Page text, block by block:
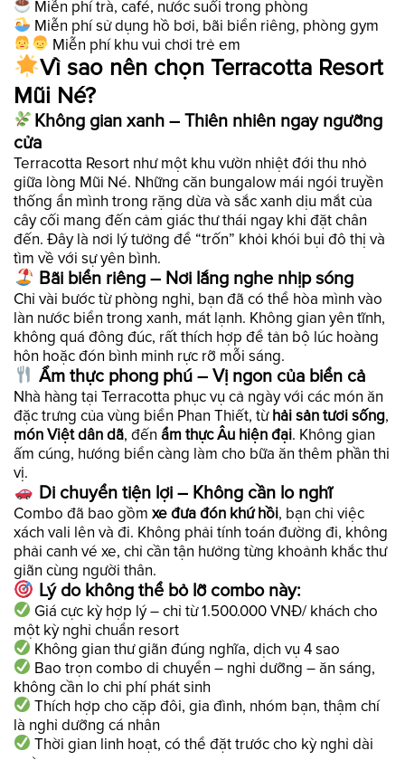
Miễn phí trà, café, nước suối trong phòng
Miễn phí sử dụng hồ bơi, bãi biển riêng, phòng gym
Miễn phí khu vui chơi trẻ em
Vì sao nên chọn Terracotta Resort
Mũi Né?
Không gian xanh – Thiên nhiên ngay ngưỡng
cửa
Terracotta Resort như một khu vườn nhiệt đới thu nhỏ
giữa lòng Mũi Né. Những căn bungalow mái ngói truyền
thống ẩn mình trong rặng dừa và sắc xanh dịu mắt của
cây cối mang đến cảm giác thư thái ngay khi đặt chân
đến. Đây là nơi lý tưởng để “trốn” khỏi khói bụi đô thị và
tìm về với sự yên bình.
Bãi biển riêng – Nơi lắng nghe nhịp sóng
Chỉ vài bước từ phòng nghỉ, bạn đã có thể hòa mình vào
làn nước biển trong xanh, mát lạnh. Không gian yên tĩnh,
không quá đông đúc, rất thích hợp để tản bộ lúc hoàng
hôn hoặc đón bình minh rực rỡ mỗi sáng.
Ẩm thực phong phú – Vị ngon của biển cả
Nhà hàng tại Terracotta phục vụ cả ngày với các món ăn
đặc trưng của vùng biển Phan Thiết, từhải sản tươi sống,
món Việt dân dã, đến ẩm thực Âu hiện đại. Không gian
ấm cúng, hướng biển càng làm cho bữa ăn thêm phần thi
vị.
Di chuyển tiện lợi – Không cần lo nghĩ
Combo đã bao gồm xe đưa đón khứ hồi, bạn chỉ việc
xách vali lên và đi. Không phải tính toán đường đi, không
phải canh vé xe, chỉ cần tận hưởng từng khoảnh khắc thư
giãn cùng người thân.
Lý do không thể bỏ lỡ combo này:
Giá cực kỳ hợp lý – chỉ từ 1.500.000 VNĐ/ khách cho
một kỳ nghỉ chuẩn resort
Không gian thư giãn đúng nghĩa, dịch vụ 4 sao
Bao trọn combo di chuyển – nghỉ dưỡng – ăn sáng,
không cần lo chi phí phát sinh
Thích hợp cho cặp đôi, gia đình, nhóm bạn, thậm chí
là nghỉ dưỡng cá nhân
Thời gian linh hoạt, có thể đặt trước cho kỳ nghỉ dài